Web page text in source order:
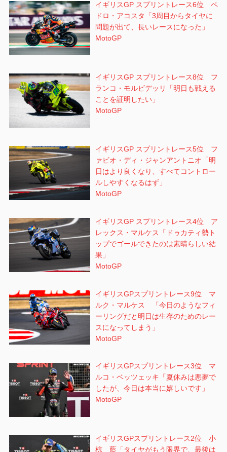
イギリスGP スプリントレース6位 ペ
ドロ・アコスタ「3周目からタイヤに
問題が出て、長いレースになった」
MotoGP
イギリスGP スプリントレース8位 フ
ランコ・モルビデッリ「明日も戦える
ことを証明したい」
MotoGP
イギリスGP スプリントレース5位 フ
ァビオ・ディ・ジャンアントニオ「明
日はより良くなり、すべてコントロー
ルしやすくなるはず」
MotoGP
イギリスGP スプリントレース4位 ア
レックス・マルケス「ドゥカティ勢ト
ップでゴールできたのは素晴らしい結
果」
MotoGP
イギリスGPスプリントレース9位 マ
ルク・マルケス 「今日のようなフィ
ーリングだと明日は生存のためのレー
スになってしまう」
MotoGP
イギリスGPスプリントレース3位 マ
ルコ・ベッツェッキ「夏休みは悪夢で
したが、今日は本当に嬉しいです」
MotoGP
イギリスGPスプリントレース2位 小
椋 藍「タイヤがもう限界で、最後は